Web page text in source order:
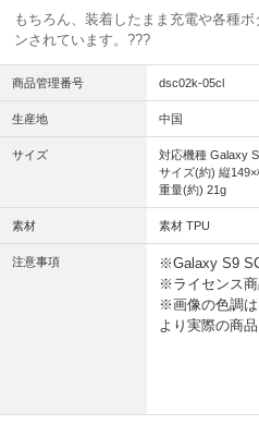
もちろん、装着したまま充電や各種
ンされています。 ???
商品管理番号 dsc02k-05cl
生産地 中国
サイズ
対応機種 Galaxy
サイズ(約) 縦
重量(約) 21g
素材 素材 TPU
注意事項
※Galaxy S9
※ライセンス商
※画像の色調
より実際の商